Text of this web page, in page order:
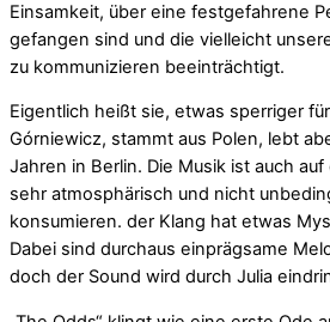
Einsamkeit, über eine festgefahrene
gefangen sind und die vielleicht
zu kommunizieren beeinträchtigt.
Eigentlich heißt sie, etwas sperriger
Górniewicz, stammt aus Polen, lebt
Jahren in Berlin. Die Musik ist auch
sehr atmosphärisch und nicht
konsumieren. der Klang hat etwas
Dabei sind durchaus einprägsame
doch der Sound wird durch Julia